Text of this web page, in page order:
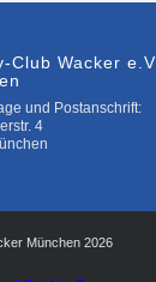
Club Wacker e.V.
und Postanschrift:
4
München 2026